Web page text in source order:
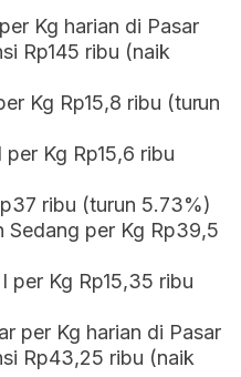
Kg harian di Pasar
Rp145 ribu (naik
Kg Rp15,8 ribu (turun
per Kg Rp15,6 ribu
ribu (turun 5.73%)
Sedang per Kg Rp39,5
per Kg Rp15,35 ribu
per Kg harian di Pasar
Rp43,25 ribu (naik